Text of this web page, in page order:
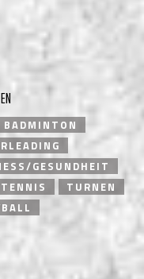
BADMINTON
GESUNDHEIT
TENNIS
TURNEN